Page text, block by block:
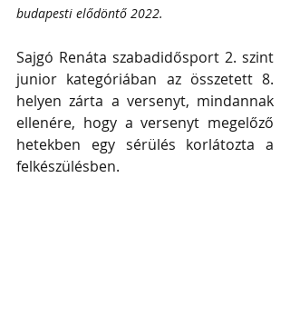
budapesti elődöntő 2022.
Sajgó Renáta szabadidősport 2. szint
junior kategóriában az összetett 8.
helyen zárta a versenyt, mindannak
ellenére, hogy a versenyt megelőző
hetekben egy sérülés korlátozta a
felkészülésben.